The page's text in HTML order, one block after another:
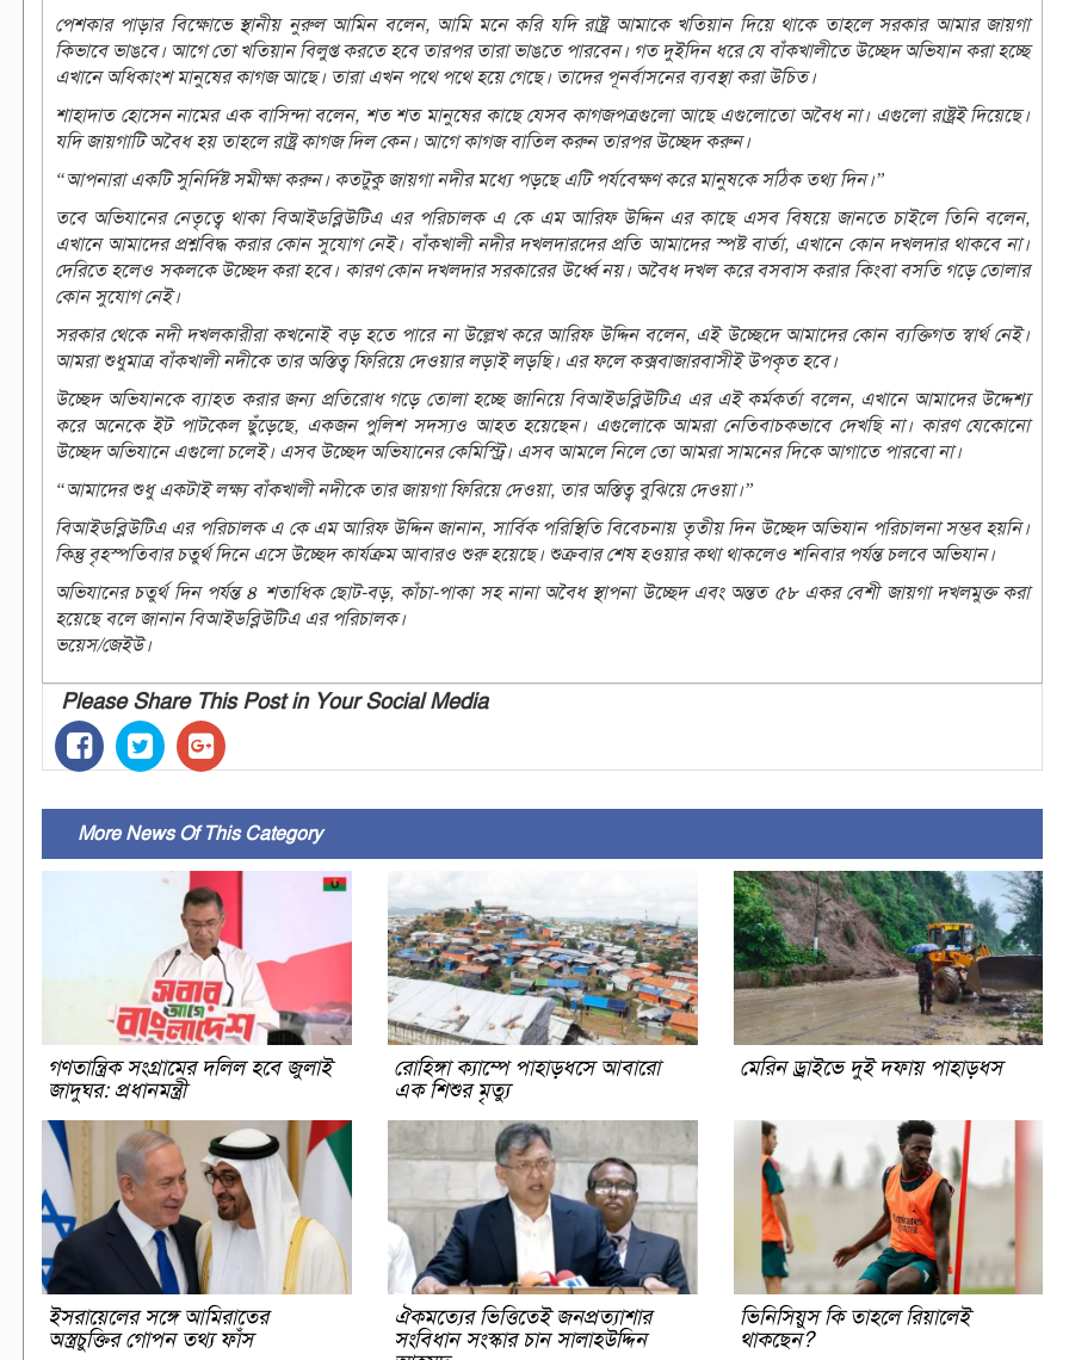
পেশকার পাড়ার বিক্ষোভে স্থানীয় নুরুল আমিন বলেন, আমি মনে করি যদি রাষ্ট্র আমাকে খতিয়ান দিয়ে থাকে তাহলে সরকার আমার জায়গা
কিভাবে ভাঙবে। আগে তো খতিয়ান বিলুপ্ত করতে হবে তারপর তারা ভাঙতে পারবেন। গত দুইদিন ধরে যে বাঁকখালীতে উচ্ছেদ অভিযান করা হচ্ছে
এখানে অধিকাংশ মানুষের কাগজ আছে। তারা এখন পথে পথে হয়ে গেছে। তাদের পূনর্বাসনের ব্যবস্থা করা উচিত।
শাহাদাত হোসেন নামের এক বাসিন্দা বলেন, শত শত মানুষের কাছে যেসব কাগজপত্রগুলো আছে এগুলোতো অবৈধ না। এগুলো রাষ্ট্রই দিয়েছে।
যদি জায়গাটি অবৈধ হয় তাহলে রাষ্ট্র কাগজ দিল কেন। আগে কাগজ বাতিল করুন তারপর উচ্ছেদ করুন।
“আপনারা একটি সুনির্দিষ্ট সমীক্ষা করুন। কতটুকু জায়গা নদীর মধ্যে পড়ছে এটি পর্যবেক্ষণ করে মানুষকে সঠিক তথ্য দিন।”
তবে অভিযানের নেতৃত্বে থাকা বিআইডব্লিউটিএ এর পরিচালক এ কে এম আরিফ উদ্দিন এর কাছে এসব বিষয়ে জানতে চাইলে তিনি বলেন,
এখানে আমাদের প্রশ্নবিদ্ধ করার কোন সুযোগ নেই। বাঁকখালী নদীর দখলদারদের প্রতি আমাদের স্পষ্ট বার্তা, এখানে কোন দখলদার থাকবে না।
দেরিতে হলেও সকলকে উচ্ছেদ করা হবে। কারণ কোন দখলদার সরকারের উর্ধ্বে নয়। অবৈধ দখল করে বসবাস করার কিংবা বসতি গড়ে তোলার
কোন সুযোগ নেই।
সরকার থেকে নদী দখলকারীরা কখনোই বড় হতে পারে না উল্লেখ করে আরিফ উদ্দিন বলেন, এই উচ্ছেদে আমাদের কোন ব্যক্তিগত স্বার্থ নেই।
আমরা শুধুমাত্র বাঁকখালী নদীকে তার অস্তিত্ব ফিরিয়ে দেওয়ার লড়াই লড়ছি। এর ফলে কক্সবাজারবাসীই উপকৃত হবে।
উচ্ছেদ অভিযানকে ব্যাহত করার জন্য প্রতিরোধ গড়ে তোলা হচ্ছে জানিয়ে বিআইডব্লিউটিএ এর এই কর্মকর্তা বলেন, এখানে আমাদের উদ্দেশ্য
করে অনেকে ইট পাটকেল ছুঁড়েছে, একজন পুলিশ সদস্যও আহত হয়েছেন। এগুলোকে আমরা নেতিবাচকভাবে দেখছি না। কারণ যেকোনো
উচ্ছেদ অভিযানে এগুলো চলেই। এসব উচ্ছেদ অভিযানের কেমিস্ট্রি। এসব আমলে নিলে তো আমরা সামনের দিকে আগাতে পারবো না।
“আমাদের শুধু একটাই লক্ষ্য বাঁকখালী নদীকে তার জায়গা ফিরিয়ে দেওয়া, তার অস্তিত্ব বুঝিয়ে দেওয়া।”
বিআইডব্লিউটিএ এর পরিচালক এ কে এম আরিফ উদ্দিন জানান, সার্বিক পরিস্থিতি বিবেচনায় তৃতীয় দিন উচ্ছেদ অভিযান পরিচালনা সম্ভব হয়নি।
কিন্তু বৃহস্পতিবার চতুর্থ দিনে এসে উচ্ছেদ কার্যক্রম আবারও শুরু হয়েছে। শুক্রবার শেষ হওয়ার কথা থাকলেও শনিবার পর্যন্ত চলবে অভিযান।
অভিযানের চতুর্থ দিন পর্যন্ত ৪ শতাধিক ছোট-বড়, কাঁচা-পাকা সহ নানা অবৈধ স্থাপনা উচ্ছেদ এবং অন্তত ৫৮ একর বেশী জায়গা দখলমুক্ত করা
হয়েছে বলে জানান বিআইডব্লিউটিএ এর পরিচালক।
ভয়েস/জেইউ।
Please Share This Post in Your Social Media
More News Of This Category
গণতান্ত্রিক সংগ্রামের দলিল হবে জুলাই
জাদুঘর: প্রধানমন্ত্রী
রোহিঙ্গা ক্যাম্পে পাহাড়ধসে আবারো
এক শিশুর মৃত্যু
মেরিন ড্রাইভে দুই দফায় পাহাড়ধস
ইসরায়েলের সঙ্গে আমিরাতের
অস্ত্রচুক্তির গোপন তথ্য ফাঁস
ঐকমত্যের ভিত্তিতেই জনপ্রত্যাশার
সংবিধান সংস্কার চান সালাহউদ্দিন
ভিনিসিয়ুস কি তাহলে রিয়ালেই
থাকছেন?